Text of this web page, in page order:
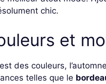
chic.
et
des couleurs,
telles que le